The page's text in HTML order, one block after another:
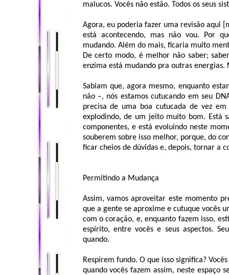
malucos. Vocês não estão. Todos os seus
Agora, eu poderia fazer uma revisão aqui
está acontecendo, mas não vou. Por
mudando. Além do mais, ficaria muito
De certo modo, é melhor não saber;
enzima está mudando pra outras
Sabiam que, agora mesmo, enquanto
não –, nós estamos cutucando em seu
precisa de uma boa cutucada de vez
explodindo, de um jeito muito bom. Está
componentes, e está evoluindo neste
souberem sobre isso melhor, porque, do
ficar cheios de dúvidas e, depois, tornar a
Permitindo a Mudança
Assim, vamos aproveitar este momento
que a gente se aproxime e cutuque vocês
com o coração, e, enquanto fazem isso,
espírito, entre vocês e seus aspectos.
quando.
Respirem fundo. O que isso significa?
quando vocês fazem assim, neste espaço